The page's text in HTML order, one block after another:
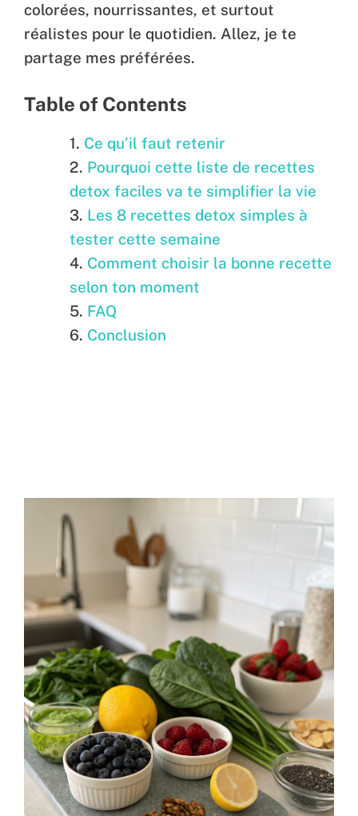
colorées, nourrissantes, et surtout
réalistes pour le quotidien. Allez, je te
partage mes préférées.
Table of Contents
Ce qu’il faut retenir
Pourquoi cette liste de recettes
detox faciles va te simplifier la vie
Les 8 recettes detox simples à
tester cette semaine
Comment choisir la bonne recette
selon ton moment
FAQ
Conclusion